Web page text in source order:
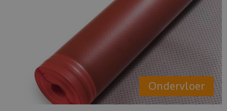
Ondervloer